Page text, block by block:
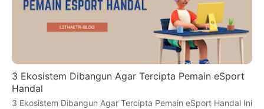
3 Ekosistem Dibangun Agar Tercipta Pemain eSport
Handal
3 Ekosistem Dibangun Agar Tercipta Pemain eSport Handal Ini